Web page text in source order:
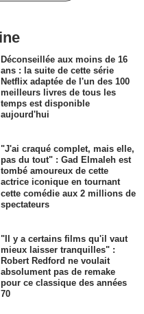
Déconseillée aux moins de 16
ans : la suite de cette série
Netflix adaptée de l'un des 100
meilleurs livres de tous les
temps est disponible
aujourd'hui
"J'ai craqué complet, mais elle,
pas du tout" : Gad Elmaleh est
tombé amoureux de cette
actrice iconique en tournant
cette comédie aux 2 millions de
spectateurs
"Il y a certains films qu'il vaut
mieux laisser tranquilles" :
Robert Redford ne voulait
absolument pas de remake
pour ce classique des années
70